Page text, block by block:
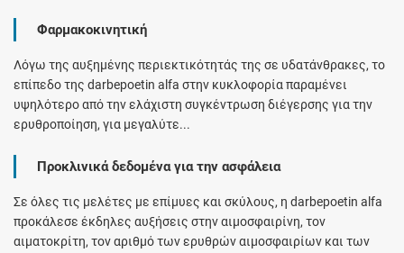
Φαρμακοκινητική
Λόγω της αυξημένης περιεκτικότητάς της σε υδατάνθρακες, το
επίπεδο της darbepoetin alfa στην κυκλοφορία παραμένει
υψηλότερο από την ελάχιστη συγκέντρωση διέγερσης για την
ερυθροποίηση, για μεγαλύτε...
Προκλινικά δεδομένα για την ασφάλεια
Σε όλες τις μελέτες με επίμυες και σκύλους, η darbepoetin alfa
προκάλεσε έκδηλες αυξήσεις στην αιμοσφαιρίνη, τον
αιματοκρίτη, τον αριθμό των ερυθρών αιμοσφαιρίων και των